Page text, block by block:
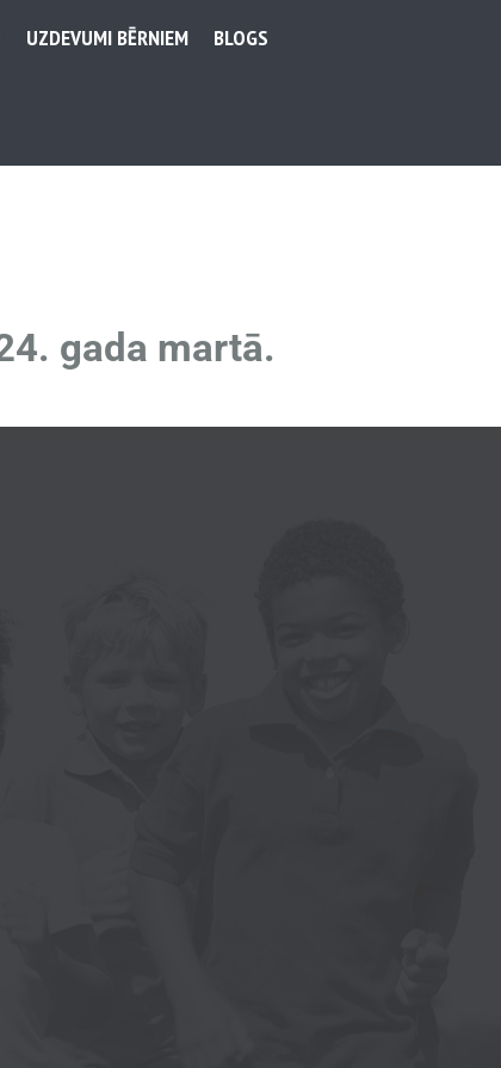
UZDEVUMI BĒRNIEM BLOGS
gada martā.